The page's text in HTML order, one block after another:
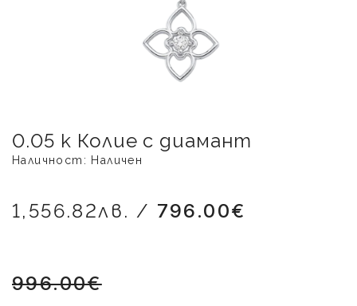
0.05 к Колие с диамант
Наличност: Наличен
1,556.82лв. / 796.00€
996.00€